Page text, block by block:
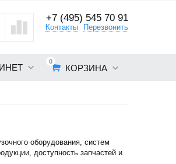
+7 (495) 545 70 91
Контакты Перезвонить
0
КОРЗИНА
оборудования, систем
доступность запчастей и